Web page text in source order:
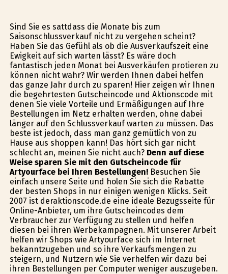
Sind Sie es sattdass die Monate bis zum
Saisonschlussverkauf nicht zu vergehen scheint?
Haben Sie das Gefühl als ob die Ausverkaufszeit eine
Ewigkeit auf sich warten lässt? Es wäre doch
fantastisch jeden Monat bei Ausverkäufen profitieren zu
können nicht wahr? Wir werden Ihnen dabei helfen
das ganze Jahr durch zu sparen! Hier zeigen wir Ihnen
die begehrtesten Gutscheincode und Aktionscode mit
denen Sie viele Vorteile und Ermäßigungen auf Ihre
Bestellungen im Netz erhalten werden, ohne dabei
länger auf den Schlussverkauf warten zu müssen. Das
beste ist jedoch, dass man ganz gemütlich von zu
Hause aus shoppen kann! Das hört sich gar nicht
schlecht an, meinen Sie nicht auch? Denn auf diese
Weise sparen Sie mit den Gutscheincode für
Artyourface bei Ihren Bestellungen!Besuchen Sie
einfach unsere Seite und holen Sie sich die Rabatte
der besten Shops in nur einigen wenigen Klicks. Seit
2007 ist deraktionscode.de eine ideale Bezugsseite für
Online-Anbieter, um ihre Gutscheincodes dem
Verbraucher zur Verfügung zu stellen und helfen
diesen bei ihren Werbekampagnen. Mit unserer Arbeit
helfen wir Shops wie Artyourface sich im Internet
bekanntzugeben und so ihre Verkaufsmengen zu
steigern, und Nutzern wie Sie verhelfen wir dazu bei
ihren Bestellungen per Computer weniger auszugeben.